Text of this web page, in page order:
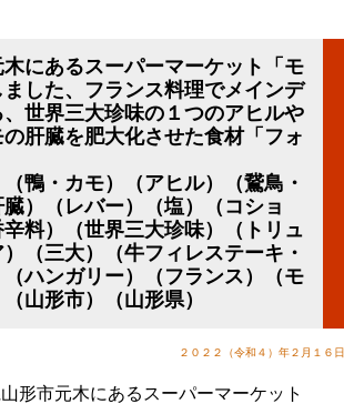
ポイント
にあるスーパーマーケット「モ
した、フランス料理でメインデ
世界三大珍味の１つのアヒルや
肝臓を肥大化させた食材「フォ
（鴨・カモ）（アヒル）（鵞鳥・
）（レバー）（塩）（コショ
料）（世界三大珍味）（トリュ
（三大）（牛フィレステーキ・
ハンガリー）（フランス）（モ
山形市）（山形県）
２０２２（令和４）年２月１６日
形市元木にあるスーパーマーケット